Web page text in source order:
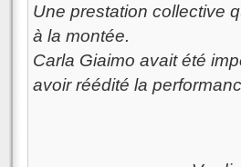
Une prestation collective
à la montée.
Carla Giaimo avait été
avoir réédité la